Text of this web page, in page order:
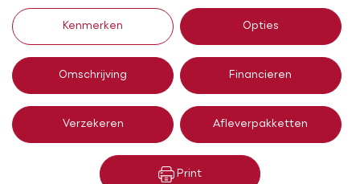
Kenmerken Opties
Omschrijving Financieren
Verzekeren Afleverpakketten
Print